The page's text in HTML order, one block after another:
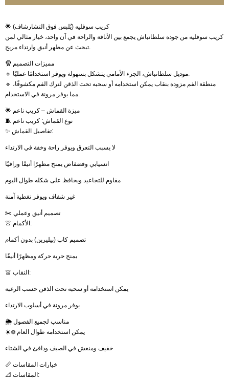
🌟 كريب سوفليه (يُلبس فوق التشارشاف)
كريب سوفليه من جودة سلطانباش يجمع بين الأناقة والراحة في آن واحد، خيار مثالي لمن
تبحث عن مظهر أنيق وارتداء مريح.
🧕 مميزات التصميم
🔹 موديل سلطانباش، الجزء الأمامي يتشكل بسهولة ويوفر استخدامًا عمليًا.
🔹 منطقة الفم مزودة بنقاب يمكن استخدامه أو سحبه تحت الذقن لترك الفم مكشوفًا،
مما يوفر مرونة في الاستخدام.
🌟 ميزة القماش – كريب ناعم
🧵 نوع القماش: كريب ناعم
✨ تفاصيل القماش:
لا يسبب التعرق ويوفر راحة وخفة في الارتداء
انسيابي وفضفاض يمنح مظهرًا أنيقًا وراقيًا
مقاوم للتجاعيد ويحافظ على شكله طوال اليوم
غير شفاف ويوفر تغطية آمنة
✂️ تصميم أنيق وعملي
👚 الأكمام:
تصميم كاب (بيليرين) بدون أكمام
يمنح حرية حركة ومظهرًا أنيقًا
👗 النقاب:
يمكن استخدامه أو سحبه تحت الذقن حسب الرغبة
يوفر مرونة في أسلوب الارتداء
🌦️ مناسب لجميع الفصول
☀️❄️ يمكن استخدامه طوال العام
خفيف ومنعش في الصيف ودافئ في الشتاء
📏 خيارات المقاسات
📐 المقاسات: